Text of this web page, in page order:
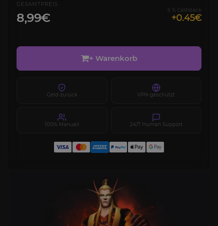
GESAMTPREIS
8,99€
5 % Cashback
+0.45€
+ Warenkorb
Geld-zurück VPN-geschützt
100% Manuell 24/7 Human Support